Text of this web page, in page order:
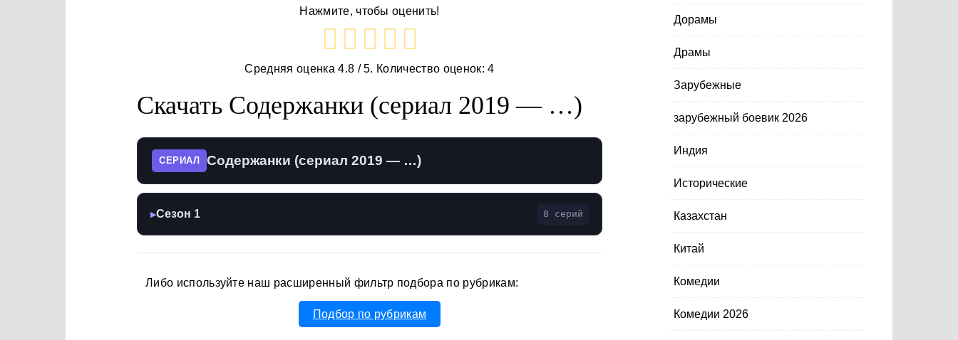
Нажмите, чтобы оценить!
Средняя оценка4.8 / 5. Количество оценок:4
Скачать Содержанки (сериал 2019 — …)
СЕРИАЛ Содержанки (сериал 2019 — …)
▶Сезон 1 8 серий
Либо используйте наш расширенный фильтр подбора по рубрикам:
Подбор по рубрикам
Дорамы
Драмы
Зарубежные
зарубежный боевик 2026
Индия
Исторические
Казахстан
Китай
Комедии
Комедии 2026